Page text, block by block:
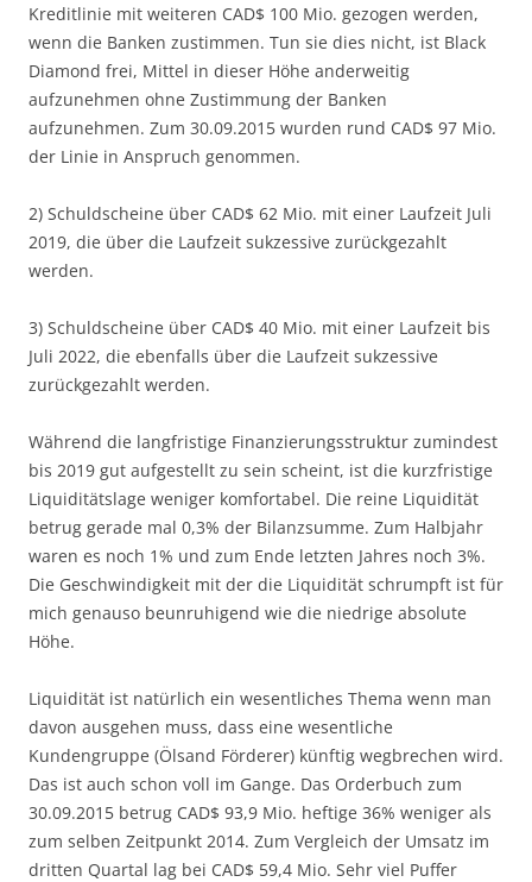
Kreditlinie mit weiteren CAD$ 100 Mio. gezogen werden,
wenn die Banken zustimmen. Tun sie dies nicht, ist Black
Diamond frei, Mittel in dieser Höhe anderweitig
aufzunehmen ohne Zustimmung der Banken
aufzunehmen. Zum 30.09.2015 wurden rund CAD$ 97 Mio.
der Linie in Anspruch genommen.
2) Schuldscheine über CAD$ 62 Mio. mit einer Laufzeit Juli
2019, die über die Laufzeit sukzessive zurückgezahlt
werden.
3) Schuldscheine über CAD$ 40 Mio. mit einer Laufzeit bis
Juli 2022, die ebenfalls über die Laufzeit sukzessive
zurückgezahlt werden.
Während die langfristige Finanzierungsstruktur zumindest
bis 2019 gut aufgestellt zu sein scheint, ist die kurzfristige
Liquiditätslage weniger komfortabel. Die reine Liquidität
betrug gerade mal 0,3% der Bilanzsumme. Zum Halbjahr
waren es noch 1% und zum Ende letzten Jahres noch 3%.
Die Geschwindigkeit mit der die Liquidität schrumpft ist für
mich genauso beunruhigend wie die niedrige absolute
Höhe.
Liquidität ist natürlich ein wesentliches Thema wenn man
davon ausgehen muss, dass eine wesentliche
Kundengruppe (Ölsand Förderer) künftig wegbrechen wird.
Das ist auch schon voll im Gange. Das Orderbuch zum
30.09.2015 betrug CAD$ 93,9 Mio. heftige 36% weniger als
zum selben Zeitpunkt 2014. Zum Vergleich der Umsatz im
dritten Quartal lag bei CAD$ 59,4 Mio. Sehr viel Puffer